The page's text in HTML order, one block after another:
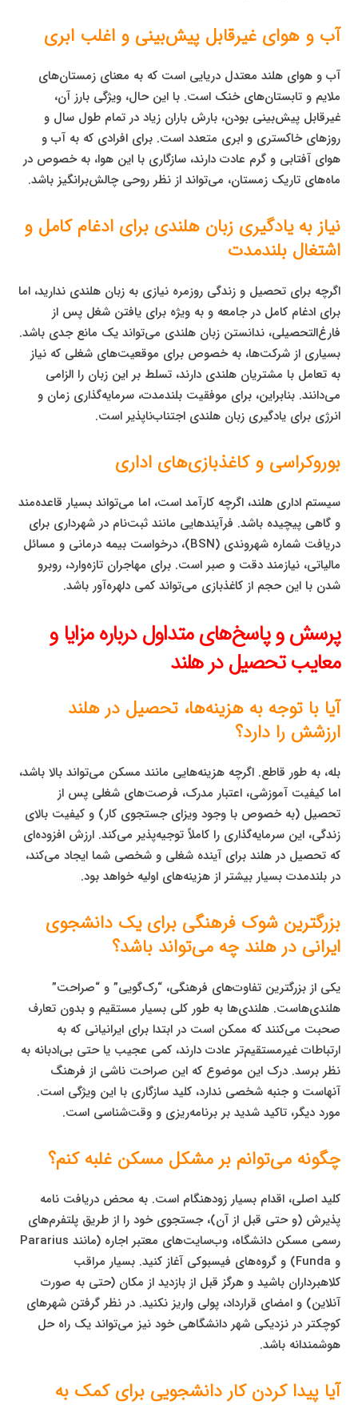
آب و هوای غیرقابل پیش‌بینی و اغلب ابری
آب و هوای هلند معتدل دریایی است که به معنای زمستان‌های
ملایم و تابستان‌های خنک است. با این حال، ویژگی بارز آن،
غیرقابل پیش‌بینی بودن، بارش باران زیاد در تمام طول سال و
روزهای خاکستری و ابری متعدد است. برای افرادی که به آب و
هوای آفتابی و گرم عادت دارند، سازگاری با این هوا، به خصوص در
ماه‌های تاریک زمستان، می‌تواند از نظر روحی چالش‌برانگیز باشد.
نیاز به یادگیری زبان هلندی برای ادغام کامل و
اشتغال بلندمدت
اگرچه برای تحصیل و زندگی روزمره نیازی به زبان هلندی ندارید، اما
برای ادغام کامل در جامعه و به ویژه برای یافتن شغل پس از
فارغ‌التحصیلی، ندانستن زبان هلندی می‌تواند یک مانع جدی باشد.
بسیاری از شرکت‌ها، به خصوص برای موقعیت‌های شغلی که نیاز
به تعامل با مشتریان هلندی دارند، تسلط بر این زبان را الزامی
می‌دانند. بنابراین، برای موفقیت بلندمدت، سرمایه‌گذاری زمان و
انرژی برای یادگیری زبان هلندی اجتناب‌ناپذیر است.
بوروکراسی و کاغذبازی‌های اداری
سیستم اداری هلند، اگرچه کارآمد است، اما می‌تواند بسیار قاعده‌مند
و گاهی پیچیده باشد. فرآیندهایی مانند ثبت‌نام در شهرداری برای
دریافت شماره شهروندی (BSN)، درخواست بیمه درمانی و مسائل
مالیاتی، نیازمند دقت و صبر است. برای مهاجران تازه‌وارد، روبرو
شدن با این حجم از کاغذبازی می‌تواند کمی دلهره‌آور باشد.
پرسش و پاسخ‌های متداول درباره مزایا و
معایب تحصیل در هلند
آیا با توجه به هزینه‌ها، تحصیل در هلند
ارزشش را دارد؟
بله، به طور قاطع. اگرچه هزینه‌هایی مانند مسکن می‌تواند بالا باشد،
اما کیفیت آموزشی، اعتبار مدرک، فرصت‌های شغلی پس از
تحصیل (به خصوص با وجود ویزای جستجوی کار) و کیفیت بالای
زندگی، این سرمایه‌گذاری را کاملاً توجیه‌پذیر می‌کند. ارزش افزوده‌ای
که تحصیل در هلند برای آینده شغلی و شخصی شما ایجاد می‌کند،
در بلندمدت بسیار بیشتر از هزینه‌های اولیه خواهد بود.
بزرگترین شوک فرهنگی برای یک دانشجوی
ایرانی در هلند چه می‌تواند باشد؟
یکی از بزرگترین تفاوت‌های فرهنگی، “رک‌گویی” و “صراحت”
هلندی‌هاست. هلندی‌ها به طور کلی بسیار مستقیم و بدون تعارف
صحبت می‌کنند که ممکن است در ابتدا برای ایرانیانی که به
ارتباطات غیرمستقیم‌تر عادت دارند، کمی عجیب یا حتی بی‌ادبانه به
نظر برسد. درک این موضوع که این صراحت ناشی از فرهنگ
آنهاست و جنبه شخصی ندارد، کلید سازگاری با این ویژگی است.
مورد دیگر، تاکید شدید بر برنامه‌ریزی و وقت‌شناسی است.
چگونه می‌توانم بر مشکل مسکن غلبه کنم؟
کلید اصلی، اقدام بسیار زودهنگام است. به محض دریافت نامه
پذیرش (و حتی قبل از آن)، جستجوی خود را از طریق پلتفرم‌های
رسمی مسکن دانشگاه، وب‌سایت‌های معتبر اجاره (مانند Pararius
و Funda) و گروه‌های فیسبوکی آغاز کنید. بسیار مراقب
کلاهبرداران باشید و هرگز قبل از بازدید از مکان (حتی به صورت
آنلاین) و امضای قرارداد، پولی واریز نکنید. در نظر گرفتن شهرهای
کوچکتر در نزدیکی شهر دانشگاهی خود نیز می‌تواند یک راه حل
هوشمندانه باشد.
آیا پیدا کردن کار دانشجویی برای کمک به